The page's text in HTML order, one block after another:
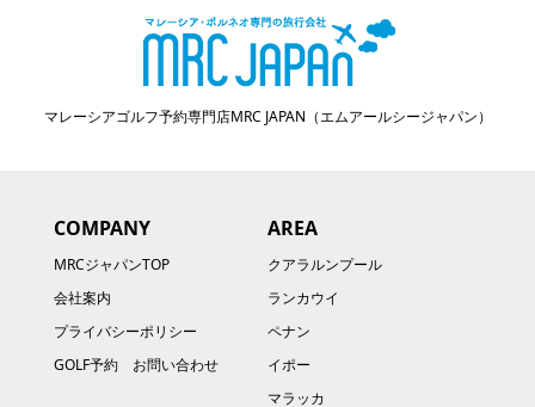
マレーシアゴルフ予約専門店MRC JAPAN（エムアールシージャパン）
COMPANY
MRCジャパンTOP
会社案内
プライバシーポリシー
GOLF予約 お問い合わせ
AREA
クアラルンプール
ランカウイ
ペナン
イポー
マラッカ